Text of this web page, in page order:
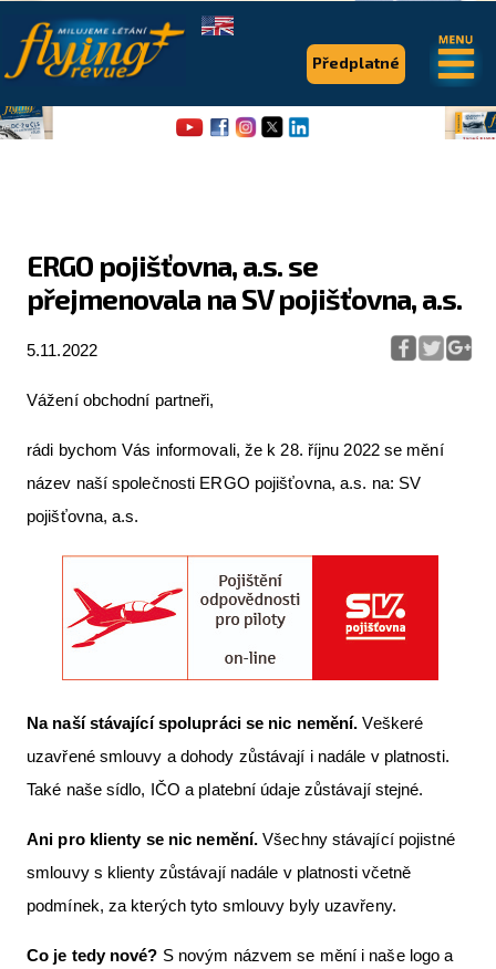
ERGO pojišťovna, a.s. se
přejmenovala na SV pojišťovna, a.s.
5.11.2022
Vážení obchodní partneři,
rádi bychom Vás informovali, že k 28. říjnu 2022 se mění
název naší společnosti ERGO pojišťovna, a.s. na: SV
pojišťovna, a.s.
Na naší stávající spolupráci se nic nemění. Veškeré
uzavřené smlouvy a dohody zůstávají i nadále v platnosti.
Také naše sídlo, IČO a platební údaje zůstávají stejné.
Ani pro klienty se nic nemění. Všechny stávající pojistné
smlouvy s klienty zůstávají nadále v platnosti včetně
podmínek, za kterých tyto smlouvy byly uzavřeny.
Co je tedy nové? S novým názvem se mění i naše logo a
Předplatné
.
Flying Revue
Série & speciály
Aktuální FR + archiv
Letecká muzea
VFR Communication app
Inzerujte s námi
E-SHOP